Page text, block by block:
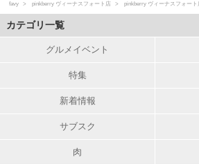
favy pinkberry ヴィーナスフォート店 pinkberry ヴィーナスフォート
カテゴリ一覧
グルメイベント
特集
新着情報
サブスク
肉